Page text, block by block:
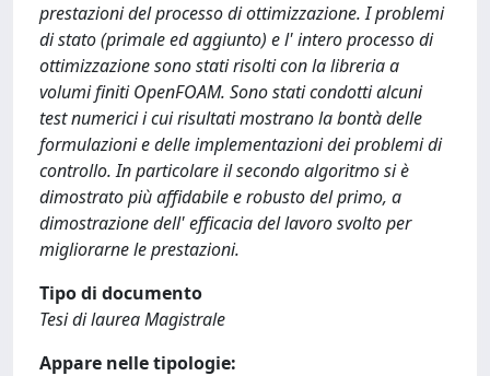
prestazioni del processo di ottimizzazione. I problemi
di stato (primale ed aggiunto) e l' intero processo di
ottimizzazione sono stati risolti con la libreria a
volumi finiti OpenFOAM. Sono stati condotti alcuni
test numerici i cui risultati mostrano la bontà delle
formulazioni e delle implementazioni dei problemi di
controllo. In particolare il secondo algoritmo si è
dimostrato più affidabile e robusto del primo, a
dimostrazione dell' efficacia del lavoro svolto per
migliorarne le prestazioni.
Tipo di documento
Tesi di laurea Magistrale
Appare nelle tipologie: